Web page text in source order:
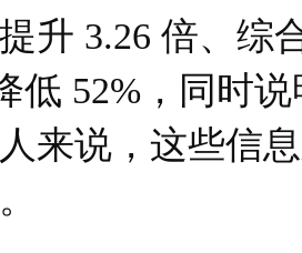
升 3.26 倍、综
低 52%，同时
来说，这些信